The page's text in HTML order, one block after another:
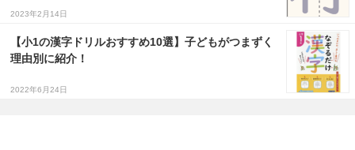
2023年2月14日
【小1の漢字ドリルおすすめ10選】子どもがつまずく
理由別に紹介！
2022年6月24日